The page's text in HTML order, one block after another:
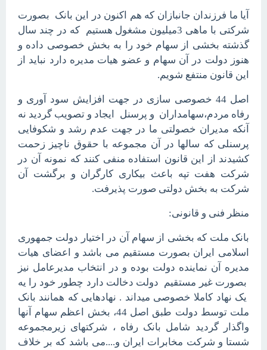
آیا ما فرزندان جانبازان که هم اکنون در این بانک بصورت
شرکتی با ماهی 3میلیون مشغول هستیم که در چند سال
گذشته بخشی از سهام خود را به بخش خصوصی داده و
هنوز دولت در آن سهام و عضو هیات مدیره دارد نباید از
این قانون منتفع شویم.
اصل 44 خصوصی سازی در جهت افزایش سود آوری و
رفاه مردم،سهامداران و پرسنل ایجاد و تصویب گردید نه
آنکه مدیران خصولتی ما در جهت عدم رشد و شکوفایی
پرسنلی که سالها در آن مجموعه با حقوق ناچیز زحمت
کشیدند از این قانون استفاده منفی کنند که نمونه آن در
شرکت هفت تپه باعث بیکاری کارگران و برگشت آن
شرکت به بخش دولتی صورت پذیرفت.
منظر فنی و قانونی:
بانک ملت که بخشی از سهام آن در اختیار دولت جمهوری
اسلامی ایران بصورت مستقیم می باشد و اعضای هیات
مدیره آن نماینده دولت بوده و در انتخاب مدیرعامل نیز
بصورت غیر مستقیم دولت دخالت دارد چطور خود را یه
یک نهاد کاملا خصوصی میداند . نهادهایی که همانند بانک
ملت توسط دولت طبق اصل 44، بخش اعظم سهام آنها
واگذار گردید شامل بانک رفاه ، شرکتهای زیرمجموعه
شستا و شرکت مخابرات ایران و....می باشد که بر خلاف